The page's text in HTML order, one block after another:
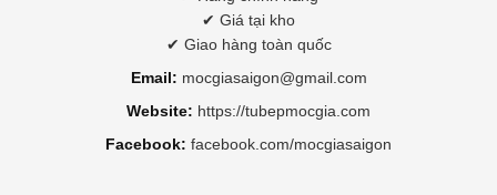
✔ Giá tại kho
✔ Giao hàng toàn quốc
Email: mocgiasaigon@gmail.com
Website: https://tubepmocgia.com
Facebook: facebook.com/mocgiasaigon